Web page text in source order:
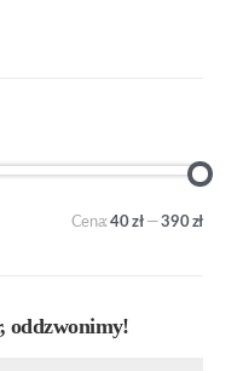
Cena:40 zł—390 zł
oddzwonimy!